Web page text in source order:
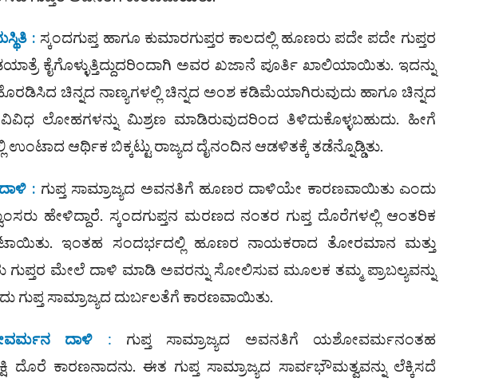
: ಸ್ಕಂದಗುಪ್ತ ಹಾಗೂ ಕುಮಾರಗುಪ್ತರ ಕಾಲದಲ್ಲಿ ಹೂಣರು ಪದೇ ಪದೇ ಗುಪ್ತರ
ಕೈಗೊಳ್ಳುತ್ತಿದ್ದುದರಿಂದಾಗಿ ಅವರ ಖಜಾನೆ ಪೂರ್ತಿ ಖಾಲಿಯಾಯಿತು. ಇದನ್ನು
ಹೊರಡಿಸಿದ ಚಿನ್ನದ ನಾಣ್ಯಗಳಲ್ಲಿ ಚಿನ್ನದ ಅಂಶ ಕಡಿಮೆಯಾಗಿರುವುದು ಹಾಗೂ ಚಿನ್ನದ
ವಿವಿಧ ಲೋಹಗಳನ್ನು ಮಿಶ್ರಣ ಮಾಡಿರುವುದರಿಂದ ತಿಳಿದುಕೊಳ್ಳಬಹುದು. ಹೀಗೆ
ಉಂಟಾದ ಆರ್ಥಿಕ ಬಿಕ್ಕಟ್ಟು ರಾಜ್ಯದ ದೈನಂದಿನ ಆಡಳಿತಕ್ಕೆ ತಡೆನ್ನೊಡ್ಡಿತು.
: ಗುಪ್ತ ಸಾಮ್ರಾಜ್ಯದ ಅವನತಿಗೆ ಹೂಣರ ದಾಳಿಯೇ ಕಾರಣವಾಯಿತು ಎಂದು
ಹೇಳಿದ್ದಾರೆ. ಸ್ಕಂದಗುಪ್ತನ ಮರಣದ ನಂತರ ಗುಪ್ತ ದೊರೆಗಳಲ್ಲಿ ಆಂತರಿಕ
ಇಂತಹ ಸಂದರ್ಭದಲ್ಲಿ ಹೂಣರ ನಾಯಕರಾದ ತೋರಮಾನ ಮತ್ತು
ಗುಪ್ತರ ಮೇಲೆ ದಾಳಿ ಮಾಡಿ ಅವರನ್ನು ಸೋಲಿಸುವ ಮೂಲಕ ತಮ್ಮ ಪ್ರಾಬಲ್ಯವನ್ನು
ಗುಪ್ತ ಸಾಮ್ರಾಜ್ಯದ ದುರ್ಬಲತೆಗೆ ಕಾರಣವಾಯಿತು.
ದಾಳಿ : ಗುಪ್ತ ಸಾಮ್ರಾಜ್ಯದ ಅವನತಿಗೆ ಯಶೋವರ್ಮನಂತಹ
ದೊರೆ ಕಾರಣನಾದನು. ಈತ ಗುಪ್ತ ಸಾಮ್ರಾಜ್ಯದ ಸಾರ್ವಭೌಮತ್ವವನ್ನು ಲೆಕ್ಕಿಸದೆ